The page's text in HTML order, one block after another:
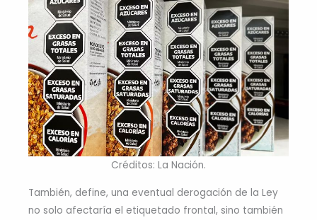
Créditos: La Nación.
También, define, una eventual derogación de la Ley
no solo afectaría el etiquetado frontal, sino también